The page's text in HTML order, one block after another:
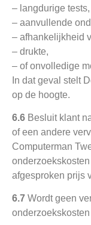
– langdurige tests,
– aanvullende
– afhankelijkheid
– drukte,
– of onvolledige
In dat geval stelt
op de hoogte.
6.6 Besluit klant
of een andere
Computerman
afgesproken prijs
6.7 Wordt geen